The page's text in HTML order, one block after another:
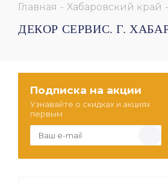
Главная - Хабаровский край -
ДЕКОР СЕРВИС. Г.
Подписка на акции
Узнавайте о скидках и акциях
первым